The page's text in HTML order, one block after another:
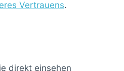
Vertrauens.
direkt einsehen